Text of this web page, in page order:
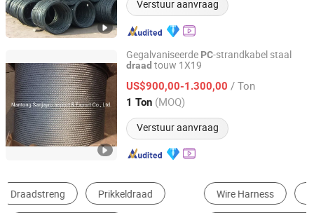
Verstuur aanvraag
Gegalvaniseerde PC-strandkabel staal
draad touw 1X19
US$900,00-1.300,00 / Ton
1 Ton (MOQ)
Verstuur aanvraag
Nantong Sanjayro Import & Export Co., Ltd.
Jiangsu, China Sinds 2017
Wire Harness Draad & Kabel